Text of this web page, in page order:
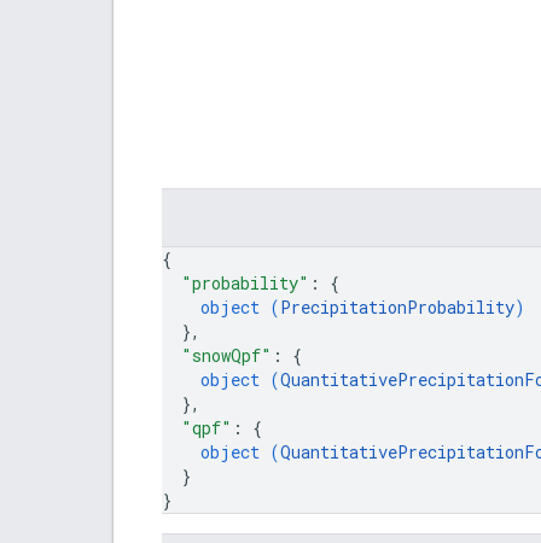
{
"probability" : {
object (PrecipitationProbability)
},
"snowQpf" : {
object (
},
"qpf" : {
object (
}
}